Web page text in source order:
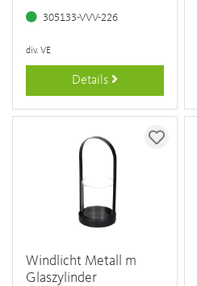
305133-VVV-226
div. VE
Details
Windlicht Metall m
Glaszylinder